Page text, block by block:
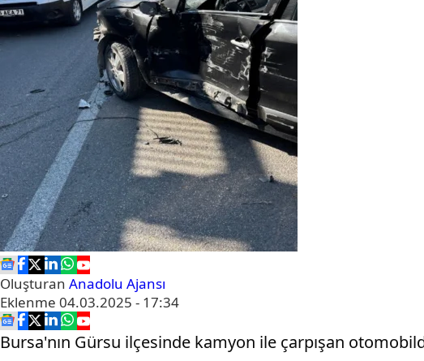
Oluşturan Anadolu Ajansı
Eklenme 04.03.2025 - 17:34
Bursa'nın Gürsu ilçesinde kamyon ile çarpışan